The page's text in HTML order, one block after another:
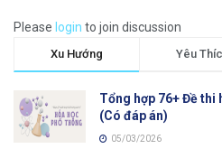
Please login to join discussion
Xu Hướng Yêu
Tổng hợp 76+ Đề thi
(Có đáp án)
05/03/2026